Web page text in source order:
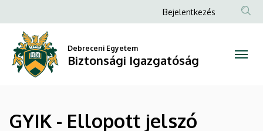
Ellopott
jelszó
a
tartalomra
Anonim
menüje
Bejelentkezés
Debreceni Egyetem
Biztonsági Igazgatóság
GYIK - Ellopott jelszó